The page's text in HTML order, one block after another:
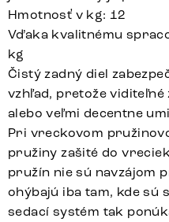
Hmotnosť v kg: 12
Vďaka kvalitnému
kg
Čistý zadný diel
vzhľad, pretože viditeľné
alebo veľmi decentne
Pri vreckovom
pružiny zašité do
pružín nie sú navzájom
ohýbajú iba tam, kde sú
sedací systém tak